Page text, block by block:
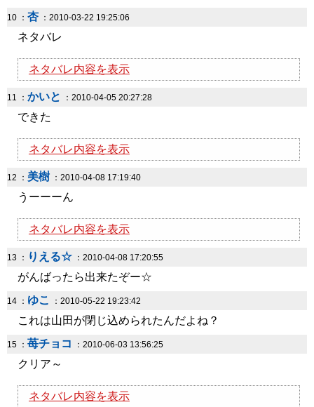
10 ： 杏 ：2010-03-22 19:25:06
ネタバレ
ネタバレ内容を表示
11 ： かいと ：2010-04-05 20:27:28
できた
ネタバレ内容を表示
12 ： 美樹 ：2010-04-08 17:19:40
うーーーん
ネタバレ内容を表示
13 ： りえる☆ ：2010-04-08 17:20:55
がんばったら出来たぞー☆
14 ： ゆこ ：2010-05-22 19:23:42
これは山田が閉じ込められたんだよね？
15 ： 苺チョコ ：2010-06-03 13:56:25
クリア～
ネタバレ内容を表示